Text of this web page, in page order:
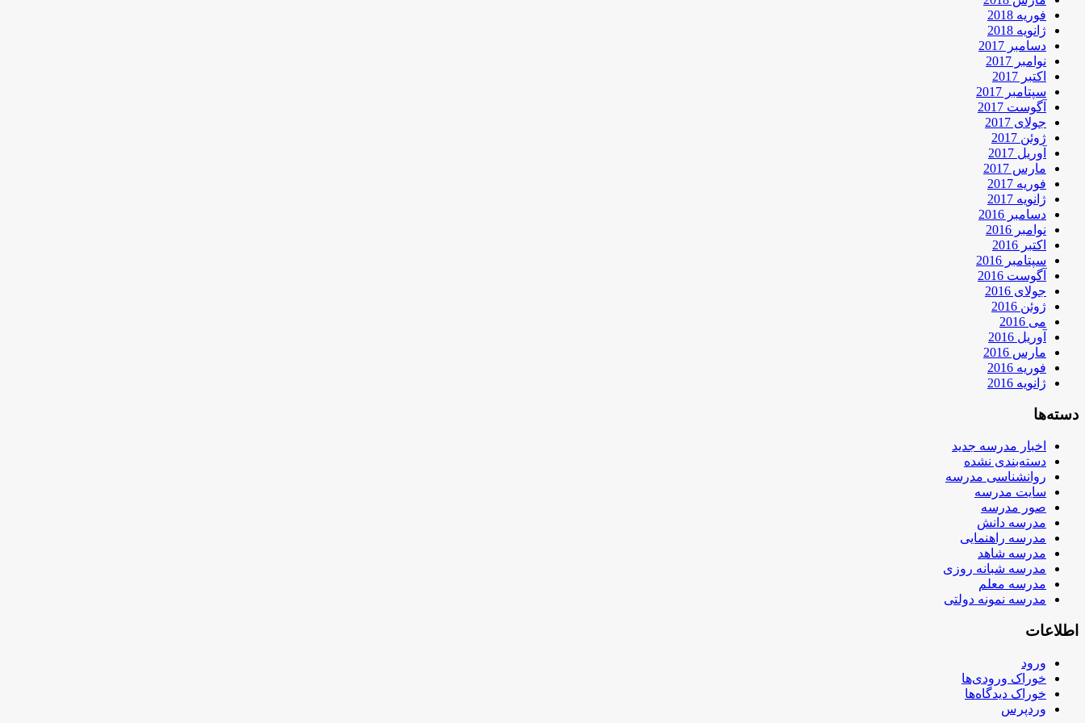
فوریه 2018
ژانویه 2018
دسامبر 2017
نوامبر 2017
اکتبر 2017
سپتامبر 2017
آگوست 2017
جولای 2017
ژوئن 2017
آوریل 2017
مارس 2017
فوریه 2017
ژانویه 2017
دسامبر 2016
نوامبر 2016
اکتبر 2016
سپتامبر 2016
آگوست 2016
جولای 2016
ژوئن 2016
می 2016
آوریل 2016
مارس 2016
فوریه 2016
ژانویه 2016
دسته‌ها
اخبار مدرسه جدید
دسته‌بندی نشده
روانشناسی مدرسه
سایت مدرسه
صور مدرسه
مدرسه دانش
مدرسه راهنمایی
مدرسه شاهد
مدرسه شبانه روزی
مدرسه معلم
مدرسه نمونه دولتی
اطلاعات
ورود
خوراک ورودی‌ها
خوراک دیدگاه‌ها
وردپرس